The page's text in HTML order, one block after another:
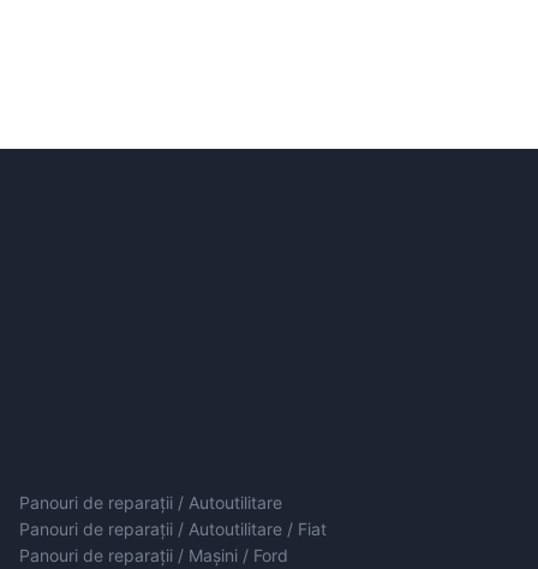
Panouri de reparații / Autoutilitare
Panouri de reparații / Autoutilitare / Fiat
Panouri de reparații / Mașini / Ford